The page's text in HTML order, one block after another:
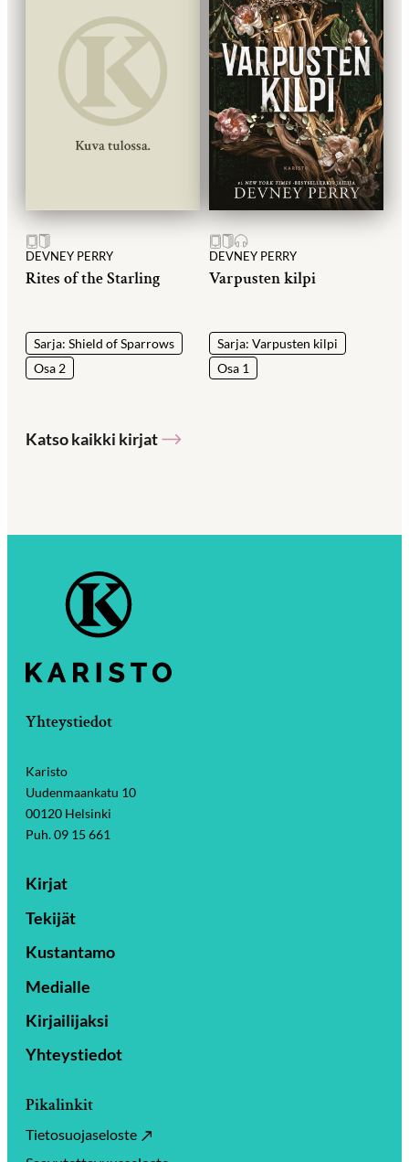
DEVNEY PERRY
Rites of the Starling
Sarja: Shield of Sparrows
Osa 2
DEVNEY PERRY
Varpusten kilpi
Sarja: Varpusten kilpi
Osa 1
Katso kaikki kirjat
Yhteystiedot
Karisto
Uudenmaankatu 10
00120 Helsinki
Puh. 09 15 661
Kirjat
Tekijät
Kustantamo
Medialle
Kirjailijaksi
Yhteystiedot
Pikalinkit
Tietosuojaseloste